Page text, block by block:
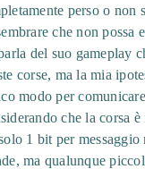
perso o non
che non possa
del suo gameplay
corse, ma la mia
modo per
che la corsa
1 bit per
ma qualunque